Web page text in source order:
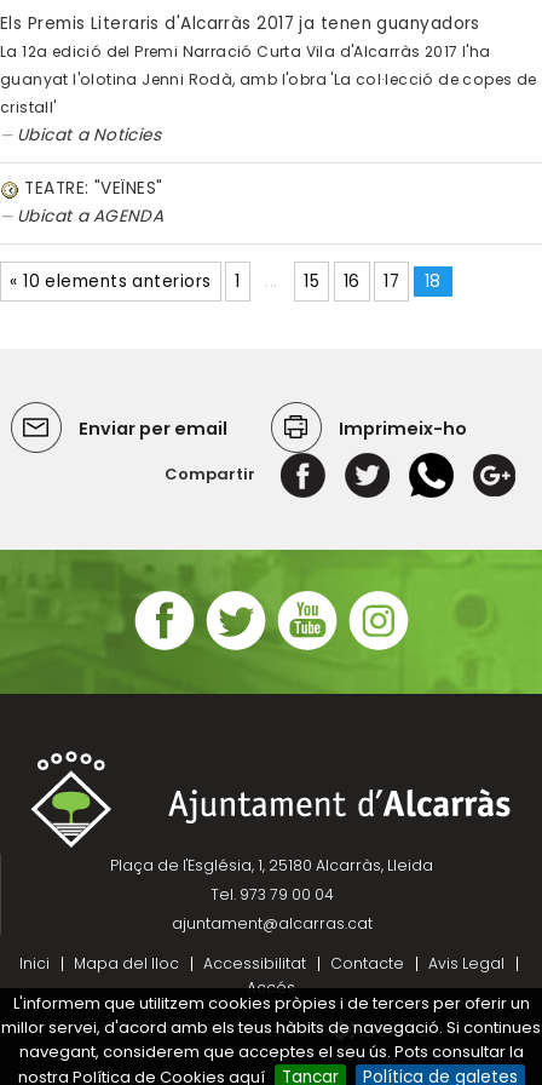
Els Premis Literaris d'Alcarràs 2017 ja tenen guanyadors
La 12a edició del Premi Narració Curta Vila d'Alcarràs 2017 l'ha
guanyat l'olotina Jenni Rodà, amb l'obra 'La col·lecció de copes de
cristall'
Ubicat a Noticies
TEATRE: "VEÏNES"
Ubicat aAGENDA
« 10 elements anteriors 1 ... 15 16 17 18
Enviar per email Imprimeix-ho
Compartir
Plaça de l'Església, 1, 25180 Alcarràs, Lleida
Tel. 973 79 00 04
ajuntament@alcarras.cat
Inici
Mapa del lloc Accessibilitat Contacte
Avis Legal
Accés
Projecte desenvolupat per
L'informem que utilitzem cookies pròpies i de tercers per oferir un
millor servei, d'acord amb els teus hàbits de navegació. Si continues
navegant, considerem que acceptes el seu ús. Pots consultar la
nostra Política de Cookies aquí
Tancar Política de galetes